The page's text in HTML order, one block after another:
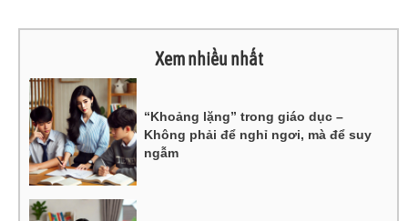
Xem nhiều nhất
“Khoảng lặng” trong giáo dục –
Không phải để nghỉ ngơi, mà để suy
ngẫm